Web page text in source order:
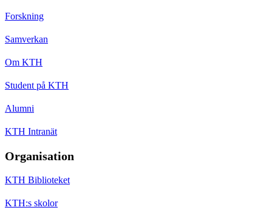
Forskning
Samverkan
Om KTH
Student på KTH
Alumni
KTH Intranät
Organisation
KTH Biblioteket
KTH:s skolor